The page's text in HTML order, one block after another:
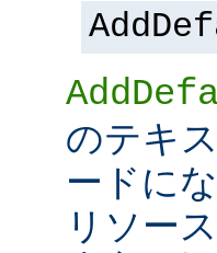
のテキ
ードに
リソー